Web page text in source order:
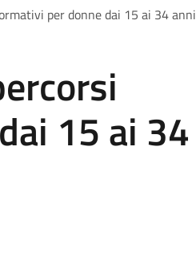
per donne dai 15 ai 34 anni
15 ai 34